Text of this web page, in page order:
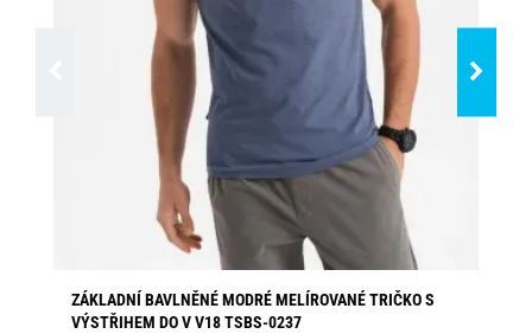
ZÁKLADNÍ BAVLNĚNÉ MODRÉ MELÍROVANÉ TRIČKO S
VÝSTŘIHEM DO V V18 TSBS-0237